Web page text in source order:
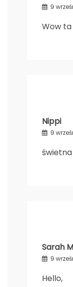
9
Wow
Nippi
9
Sarah
9
Hello,